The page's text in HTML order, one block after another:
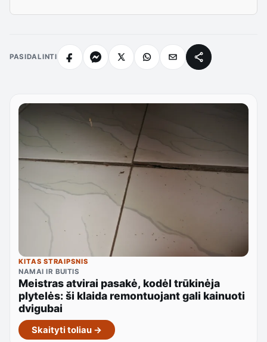
PASIDALINTI
KITAS STRAIPSNIS
NAMAI IR BUITIS
Meistras atvirai pasakė, kodėl trūkinėja
plytelės: ši klaida remontuojant gali kainuoti
dvigubai
Skaityti toliau →